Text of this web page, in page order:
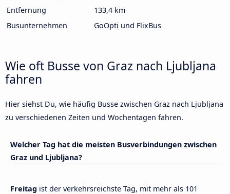
Entfernung
133,4 km
Busunternehmen
GoOpti und FlixBus
Wie oft Busse von Graz nach Ljubljana
fahren
Hier siehst Du, wie häufig Busse zwischen Graz nach Ljubljana
zu verschiedenen Zeiten und Wochentagen fahren.
Welcher Tag hat die meisten Busverbindungen zwischen
Graz und Ljubljana?
Freitag ist der verkehrsreichste Tag, mit mehr als 101